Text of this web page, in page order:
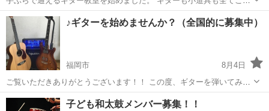
らで準備していますので、仕事帰りや学校帰りに気軽にレッスンを受
けてみませんか？ ギターが楽しいなと感じたら、それから購入するの
もひとつの方法です。もちろん既にギ...
福岡 北九州市 八幡駅 ギター レッスン
♪ギターを始めませんか？（全国的に募集中）
福岡市
8月4日
ご覧いただきありがとうございます！！ この度、ギターを弾いてみま
せんか？ 対面レッスンやオンラインレッスンを行なっており生徒さん
を募集してます。 ※現在はオンラインレッスンのみになります。 場合
福岡 福岡市 ギター レッスン
子ども和太鼓メンバー募集！！